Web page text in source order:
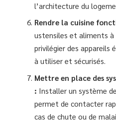
l’architecture du
Rendre la cuisine
ustensiles et aliments à
privilégier des appareils
à utiliser et sécurisés.
Mettre en place des
: Installer un système
permet de contacter
cas de chute ou de